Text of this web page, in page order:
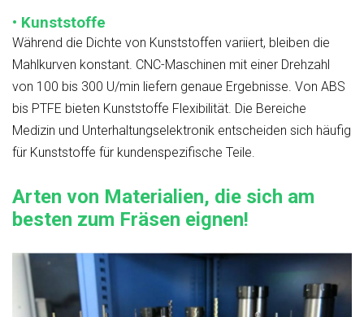
• Kunststoffe
Während die Dichte von Kunststoffen variiert, bleiben die
Mahlkurven konstant. CNC-Maschinen mit einer Drehzahl
von 100 bis 300 U/min liefern genaue Ergebnisse. Von ABS
bis PTFE bieten Kunststoffe Flexibilität. Die Bereiche
Medizin und Unterhaltungselektronik entscheiden sich häufig
für Kunststoffe für kundenspezifische Teile.
Arten von Materialien, die sich am
besten zum Fräsen eignen!